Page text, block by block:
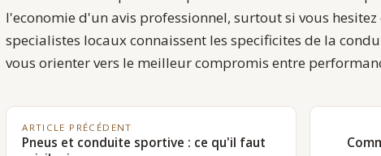
l'economie d'un avis professionnel, surtout si vous
specialistes locaux connaissent les specificites de la
vous orienter vers le meilleur compromis entre
ARTICLE PRÉCÉDENT
Pneus et conduite sportive : ce qu'il faut